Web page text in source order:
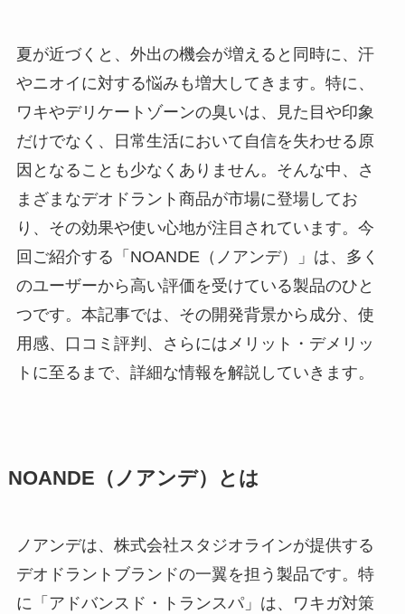
夏が近づくと、外出の機会が増えると同時に、汗
やニオイに対する悩みも増大してきます。特に、
ワキやデリケートゾーンの臭いは、見た目や印象
だけでなく、日常生活において自信を失わせる原
因となることも少なくありません。そんな中、さ
まざまなデオドラント商品が市場に登場してお
り、その効果や使い心地が注目されています。今
回ご紹介する「NOANDE（ノアンデ）」は、多く
のユーザーから高い評価を受けている製品のひと
つです。本記事では、その開発背景から成分、使
用感、口コミ評判、さらにはメリット・デメリッ
トに至るまで、詳細な情報を解説していきます。
NOANDE（ノアンデ）とは
ノアンデは、株式会社スタジオラインが提供する
デオドラントブランドの一翼を担う製品です。特
に「アドバンスド・トランスパ」は、ワキガ対策